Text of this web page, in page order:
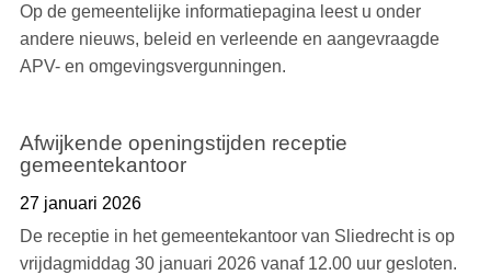
Op de gemeentelijke informatiepagina leest u onder
andere nieuws, beleid en verleende en aangevraagde
APV- en omgevingsvergunningen.
Afwijkende openingstijden receptie
gemeentekantoor
27 januari 2026
De receptie in het gemeentekantoor van Sliedrecht is op
vrijdagmiddag 30 januari 2026 vanaf 12.00 uur gesloten.